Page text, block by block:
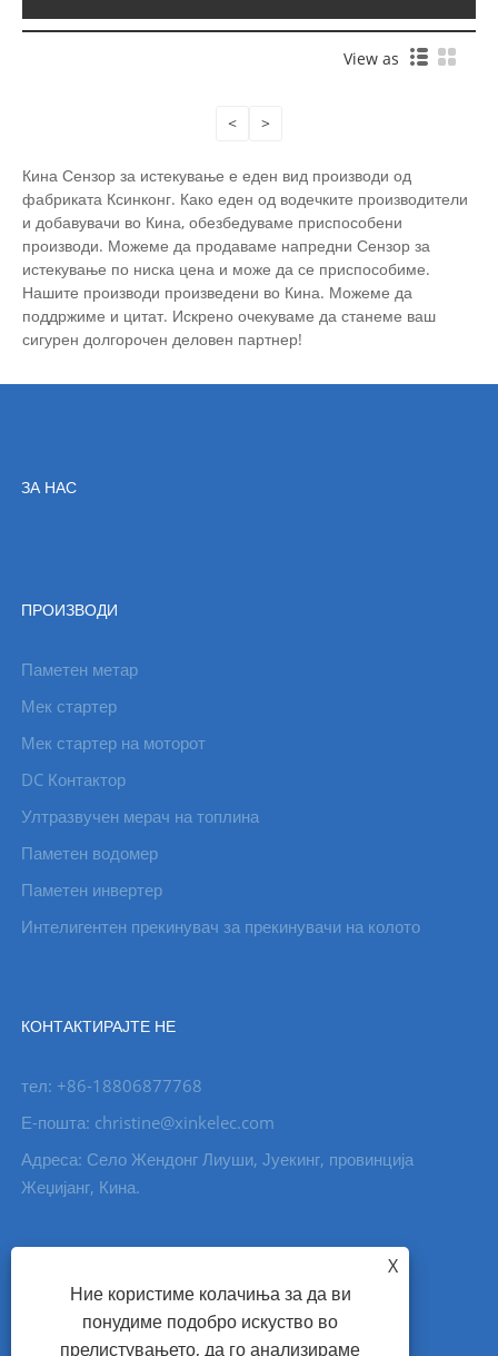
View as
< >
Кина Сензор за истекување е еден вид производи од
фабриката Ксинконг. Како еден од водечките производители
и добавувачи во Кина, обезбедуваме приспособени
производи. Можеме да продаваме напредни Сензор за
истекување по ниска цена и може да се приспособиме.
Нашите производи произведени во Кина. Можеме да
поддржиме и цитат. Искрено очекуваме да станеме ваш
сигурен долгорочен деловен партнер!
ЗА НАС
ПРОИЗВОДИ
Паметен метар
Мек стартер
Мек стартер на моторот
DC Контактор
Ултразвучен мерач на топлина
Паметен водомер
Паметен инвертер
Интелигентен прекинувач за прекинувачи на колото
КОНТАКТИРАЈТЕ НЕ
тел: +86-18806877768
Е-пошта: christine@xinkelec.com
Адреса: Село Жендонг Лиуши, Јуекинг, провинција
Жеџијанг, Кина.
X
Ние користиме колачиња за да ви
понудиме подобро искуство во
прелистувањето, да го анализираме